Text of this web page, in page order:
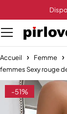
Accueil Femme
femmes Sexy rouge
-51%